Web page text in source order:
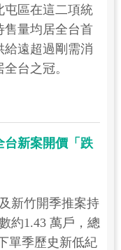
屯區在這二項統
售量均居全台首
給遠超過剛需消
台之冠。
台新案開價「跌
新竹開季推案持
約1.43 萬戶，總
單季歷史新低紀